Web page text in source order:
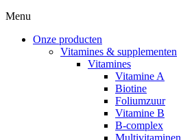
Menu
Onze producten
Vitamines & supplementen
Vitamines
Vitamine A
Biotine
Foliumzuur
Vitamine B
B-complex
Multivitaminen